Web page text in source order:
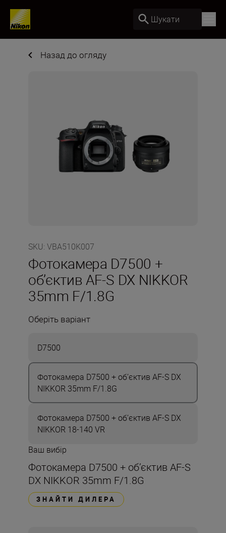
Шукати
Назад до огляду
SKU: VBA510K007
Фотокамера D7500 +
об’єктив AF-S DX NIKKOR
35mm F/1.8G
Оберіть варіант
D7500
Фотокамера D7500 + об’єктив AF-S DX
NIKKOR 35mm F/1.8G
Фотокамера D7500 + об’єктив AF-S DX
NIKKOR 18-140 VR
Ваш вибір
Фотокамера D7500 + об’єктив AF-S
DX NIKKOR 35mm F/1.8G
ЗНАЙТИ ДИЛЕРА